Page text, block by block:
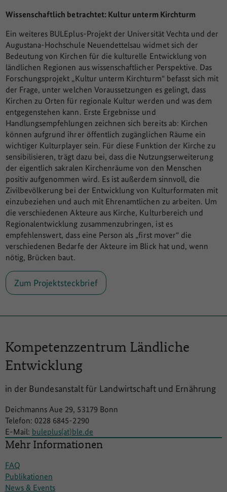
Wissenschaftlich betrachtet: Kultur unterm Kirchturm
Ein weiteres BULEplus-Projekt der Universität Vechta und der
Augustana-Hochschule Neuendettelsau widmet sich der
Bedeutung von Kirchen für die kulturelle Entwicklung von
ländlichen Regionen aus wissenschaftlicher Perspektive. Das
Forschungsprojekt „Kultur unterm Kirchturm“ befasst sich mit
der Frage, unter welchen Voraussetzungen es gelingt, dass
Kirchen zu Orten für regionale Kultur werden und was dem
entgegenstehen kann. Erste Ergebnisse und
Handlungsempfehlungen zeichnen sich bereits ab: Kirchen
können aufgrund ihrer öffentlich zugänglichen Räume ein
wichtiger Kulturplayer sein. Für diese Funktion der Kirche zu
sensibilisieren, trägt dazu bei, dass die Nutzungserweiterung
der eigentlich sakralen Kirchenräume von den Menschen
positiv aufgenommen wird. Es ist außerdem sinnvoll, die
Zivilbevölkerung bei der Entwicklung von Kulturformaten mit
einzubeziehen und auch mit Ehrenamtlichen zu arbeiten. Um
die verschiedenen Akteure aus Kirche, Kulturbereich und
Regionalentwicklung zusammenzubringen, ist es
empfehlenswert, dass eine Person als „first mover“ die
verschiedenen Bedarfe der Akteure im Blick hat und, wenn
nötig, Brücken baut.
Zum Projektsteckbrief
Kompetenzzentrum Ländliche
Entwicklung
in der Bundesanstalt für Landwirtschaft und Ernährung
Deichmanns Aue 29, 53179 Bonn
Telefon: 0228 6845-2290
E-Mail: buleplus(at)ble.de
Mehr Informationen
FAQ
Publikationen
News & Events